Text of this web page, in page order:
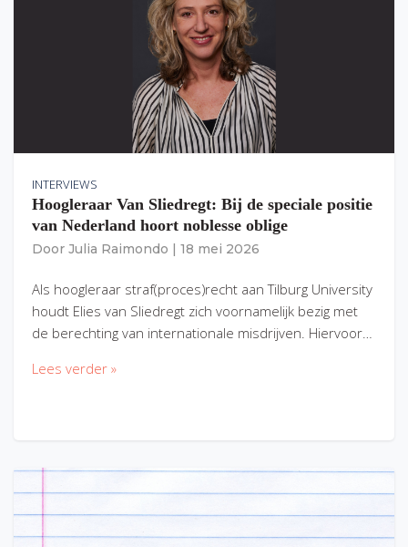
INTERVIEWS
Hoogleraar Van Sliedregt: Bij de speciale positie
van Nederland hoort noblesse oblige
Door Julia Raimondo 18 mei 2026
Als hoogleraar straf(proces)recht aan Tilburg University
houdt Elies van Sliedregt zich voornamelijk bezig met
de berechting van internationale misdrijven. Hiervoor…
Lees verder »